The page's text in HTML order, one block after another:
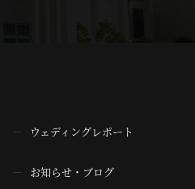
ウェディングレポート
お知らせ・ブログ